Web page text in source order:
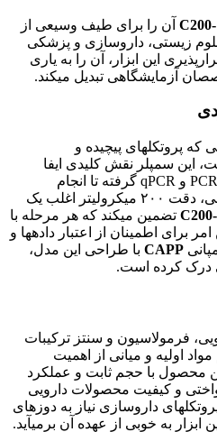
C200- آن را برای طیف وسیعی از
زیستی، داروسازی و پزشکی
این ابزار، آن را به یاری
آزمایشگاهی تبدیل میکند.
که پروتکلهای پیچیده و
این سمپلر نقش کلیدی ایفا
میکند. از آمادهسازی نمونههای PCR و qPCR گرفته تا انجام
واکنشهای آنزیمی و کشت سلولی، دقت ۲۰۰ میکرولیتر اغلب یک
تضمین میکند که هر مرحله با
برای اطمینان از اعتبار دادهها و
CAPP با طراحی این مدل،
درک کرده است.
فرمولاسیون و سنتز ترکیبات
اولیه و میانی از اهمیت
محصول با حجم ثابت و عملکرد
و کیفیت محصولات دارویی
داروسازی نیاز به دوزهای